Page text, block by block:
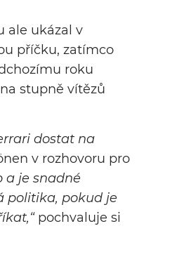
ale ukázal v
příčku, zatímco
roku
stupně vítězů
dostat na
v rozhovoru pro
a je snadné
politika, pokud je
pochvaluje si